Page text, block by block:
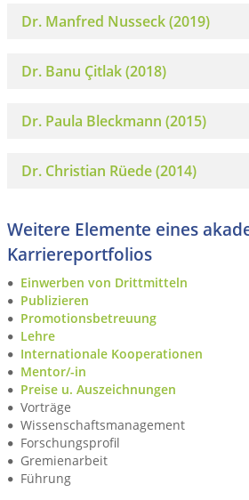
Dr. Manfred Nusseck (2019)
Dr. Banu Çitlak (2018)
Dr. Paula Bleckmann (2015)
Dr. Christian Rüede (2014)
Weitere Elemente eines
Karriereportfolios
Einwerben von Drittmitteln
Publizieren
Promotionsbetreuung
Lehre
Internationale Kooperationen
Mentor/-in
Preise u. Auszeichnungen
Vorträge
Wissenschaftsmanagement
Forschungsprofil
Gremienarbeit
Führung